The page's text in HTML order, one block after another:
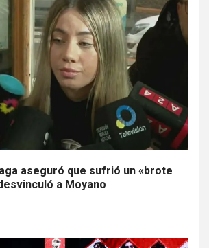
aseguró que sufrió un «brote
a Moyano